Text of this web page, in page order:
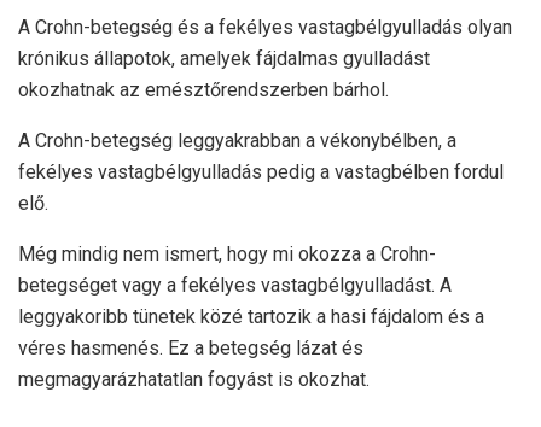
A Crohn-betegség és a fekélyes vastagbélgyulladás olyan
krónikus állapotok, amelyek fájdalmas gyulladást
okozhatnak az emésztőrendszerben bárhol.
A Crohn-betegség leggyakrabban a vékonybélben, a
fekélyes vastagbélgyulladás pedig a vastagbélben fordul
elő.
Még mindig nem ismert, hogy mi okozza a Crohn-
betegséget vagy a fekélyes vastagbélgyulladást. A
leggyakoribb tünetek közé tartozik a hasi fájdalom és a
véres hasmenés. Ez a betegség lázat és
megmagyarázhatatlan fogyást is okozhat.